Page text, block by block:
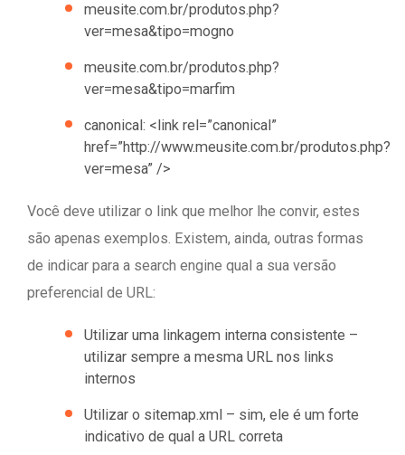
meusite.com.br/produtos.php?
ver=mesa&tipo=mogno
meusite.com.br/produtos.php?
ver=mesa&tipo=marfim
canonical: <link rel=”canonical”
href=”http://www.meusite.com.br/produtos.php?
ver=mesa” />
Você deve utilizar o link que melhor lhe convir, estes
são apenas exemplos. Existem, ainda, outras formas
de indicar para a search engine qual a sua versão
preferencial de URL:
Utilizar uma linkagem interna consistente –
utilizar sempre a mesma URL nos links
internos
Utilizar o sitemap.xml – sim, ele é um forte
indicativo de qual a URL correta